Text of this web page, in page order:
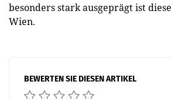
besonders stark ausgeprägt ist
Wien.
BEWERTEN SIE DIESEN ARTIKEL